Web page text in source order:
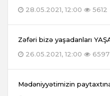
28.05.2021, 12:00
5612
Zəfəri bizə yaşadanları
26.05.2021, 12:00
6597
Mədəniyyətimizin paytaxtına